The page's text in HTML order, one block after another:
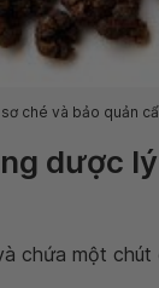
ché và bảo quản
dược
chứa một chút